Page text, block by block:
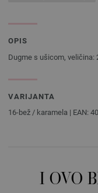
OPIS
Dugme s ušicom, veličina:
VARIJANTA
16-bež / karamela | EAN:
I OVO